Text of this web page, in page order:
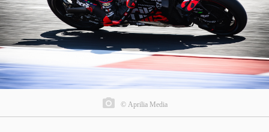
© Aprilia Media